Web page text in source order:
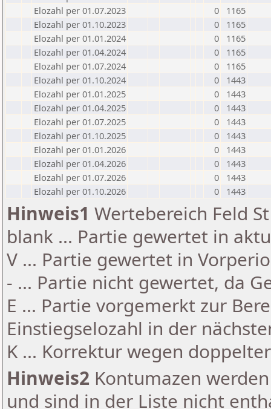
Elozahl per 01.07.2023
0
1165
Elozahl per 01.10.2023
0
1165
Elozahl per 01.01.2024
0
1165
Elozahl per 01.04.2024
0
1165
Elozahl per 01.07.2024
0
1165
Elozahl per 01.10.2024
0
1443
Elozahl per 01.01.2025
0
1443
Elozahl per 01.04.2025
0
1443
Elozahl per 01.07.2025
0
1443
Elozahl per 01.10.2025
0
1443
Elozahl per 01.01.2026
0
1443
Elozahl per 01.04.2026
0
1443
Elozahl per 01.07.2026
0
1443
Elozahl per 01.10.2026
0 1443
Hinweis1 Wertebereich Feld
blank ... Partie gewertet in
V ... Partie gewertet in
- ... Partie nicht gewertet, da
E ... Partie vorgemerkt zur
Einstiegselozahl in der
K ... Korrektur wegen
Hinweis2 Kontumazen
und sind in der Liste nicht